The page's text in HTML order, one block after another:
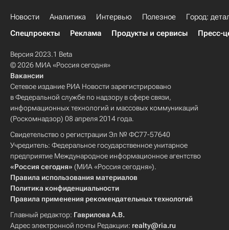
Новости Аналитика Интервью Полезное
Город:
Спецпроекты
Реклама Продукты и сервисы Пресс-
Версия 2023.1 Beta
© 2026 МИА «Россия сегодня»
Вакансии
Сетевое издание РИА Новости зарегистрировано
в Федеральной службе по надзору в сфере связи,
информационных технологий и массовых коммуникаций
(Роскомнадзор) 08 апреля 2014 года.
Свидетельство о регистрации Эл № ФС77-57640
Учредитель: Федеральное государственное унитарное
предприятие Международное информационное агентство
«Россия сегодня» (МИА «Россия сегодня»).
Правила использования материалов
Политика конфиденциальности
Правила применения рекомендательных технологий
Главный редактор: Гаврилова А.В.
Адрес электронной почты Редакции: realty@ria.ru